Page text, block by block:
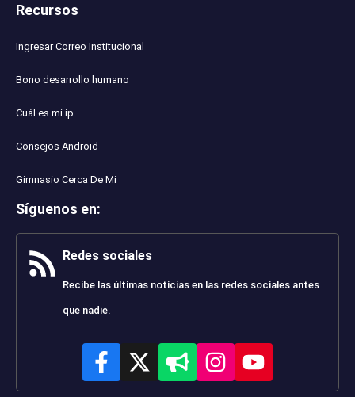
Recursos
Ingresar Correo Institucional
Bono desarrollo humano
Cuál es mi ip
Consejos Android
Gimnasio Cerca De Mi
Síguenos en:
Redes sociales
Recibe las últimas noticias en las redes sociales antes
que nadie.